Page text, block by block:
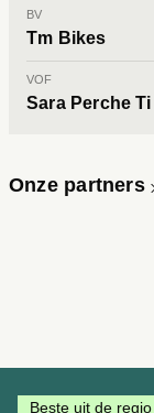
Onze partners
Beste uit de regio
BV
Tm Bikes
VOF
Sara Perche